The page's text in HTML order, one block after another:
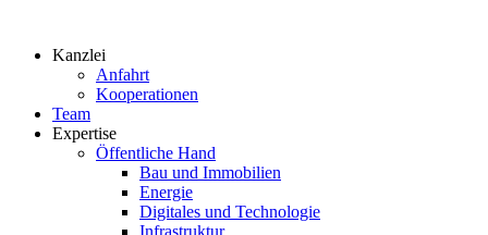
springenKanzlei
Anfahrt
Kooperationen
Team
Expertise
Öffentliche Hand
Bau und Immobilien
Energie
Digitales und Technologie
Infrastruktur